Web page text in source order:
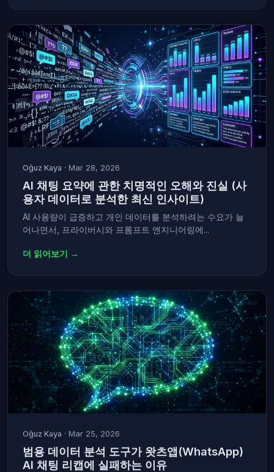
Oğuz Kaya · Mar 28, 2026
AI 채팅 요약에 관한 치명적인 오해와 진실 (사
용자 데이터로 분석한 최신 인사이트)
AI 사용량이 급증하고 개인 데이터를 분석하려는 수요가 늘
어나면서, 프라이버시와 프롬프트 엔지니어링에...
더 읽어보기 →
Oğuz Kaya · Mar 25, 2026
범용 데이터 분석 도구가 왓츠앱(WhatsApp)
AI 채팅 리캡에 실패하는 이유